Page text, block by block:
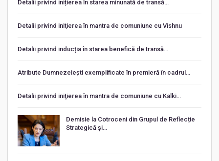
Detalii privind inițierea în starea minunată de transă…
Detalii privind iniţierea în mantra de comuniune cu Vishnu
Detalii privind inducția în starea benefică de transă…
Atribute Dumnezeiești exemplificate în premieră în cadrul…
Detalii privind iniţierea în mantra de comuniune cu Kalki…
Demisie la Cotroceni din Grupul de Reflecție
Strategică și…